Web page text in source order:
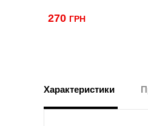
270 ГРН
Характеристики